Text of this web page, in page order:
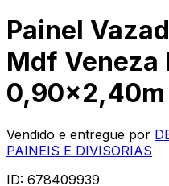
Painel
Mdf Veneza
0,90x2,40m
Vendido e entregue por
PAINEIS E DIVISORIAS
ID: 678409939